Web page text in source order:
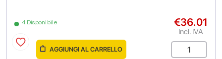
4 Disponibile €36.01
Incl. IVA
AGGIUNGI AL CARRELLO